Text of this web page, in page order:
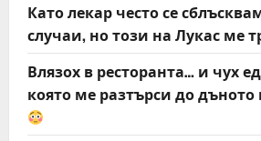
Като лекар често се
случаи, но този на Лукас ме
Влязох в ресторанта… и чух
която ме разтърси до